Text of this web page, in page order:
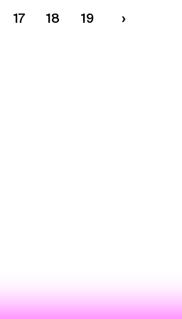
17 18 19